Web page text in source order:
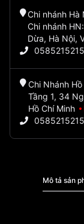
Chi nhánh Hà
Chi nhánh
Dừa, Hà Nội,
0585215215
Chi Nhánh
Tầng 1, 34
Hồ Chí Minh
0585215215
Mô tả sản